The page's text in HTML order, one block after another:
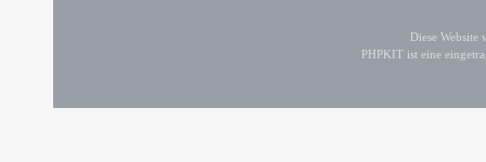
Diese
PHPKIT ist eine